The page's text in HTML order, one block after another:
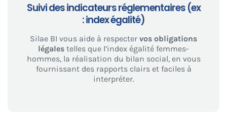
Suivi des indicateurs réglementaires (ex
: index égalité)
Silae BI vous aide à respecter vos obligations
légales telles que l’index égalité femmes-
hommes, la réalisation du bilan social, en vous
fournissant des rapports clairs et faciles à
interpréter.